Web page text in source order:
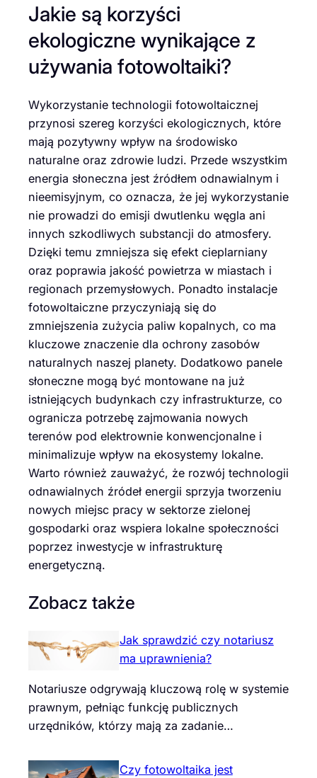
Jakie są korzyści
ekologiczne wynikające z
używania fotowoltaiki?
Wykorzystanie technologii fotowoltaicznej
przynosi szereg korzyści ekologicznych, które
mają pozytywny wpływ na środowisko
naturalne oraz zdrowie ludzi. Przede wszystkim
energia słoneczna jest źródłem odnawialnym i
nieemisyjnym, co oznacza, że jej wykorzystanie
nie prowadzi do emisji dwutlenku węgla ani
innych szkodliwych substancji do atmosfery.
Dzięki temu zmniejsza się efekt cieplarniany
oraz poprawia jakość powietrza w miastach i
regionach przemysłowych. Ponadto instalacje
fotowoltaiczne przyczyniają się do
zmniejszenia zużycia paliw kopalnych, co ma
kluczowe znaczenie dla ochrony zasobów
naturalnych naszej planety. Dodatkowo panele
słoneczne mogą być montowane na już
istniejących budynkach czy infrastrukturze, co
ogranicza potrzebę zajmowania nowych
terenów pod elektrownie konwencjonalne i
minimalizuje wpływ na ekosystemy lokalne.
Warto również zauważyć, że rozwój technologii
odnawialnych źródeł energii sprzyja tworzeniu
nowych miejsc pracy w sektorze zielonej
gospodarki oraz wspiera lokalne społeczności
poprzez inwestycje w infrastrukturę
energetyczną.
Zobacz także
Jak sprawdzić czy notariusz
ma uprawnienia?
Notariusze odgrywają kluczową rolę w systemie
prawnym, pełniąc funkcję publicznych
urzędników, którzy mają za zadanie…
Czy fotowoltaika jest